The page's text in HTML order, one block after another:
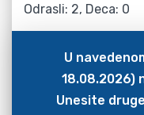
Odrasli: 2, Deca: 0
U
18.08.2026)
Unesite